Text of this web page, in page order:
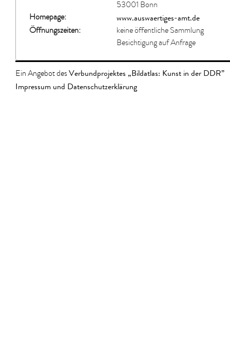
53001 Bonn
Homepage:
www.auswaertiges-amt.de
Öffnungszeiten:
keine öffentliche Sammlung
Besichtigung auf Anfrage
Ein Angebot desVerbundprojektes „Bildatlas: Kunst in der DDR”
Impressum und Datenschutzerklärung